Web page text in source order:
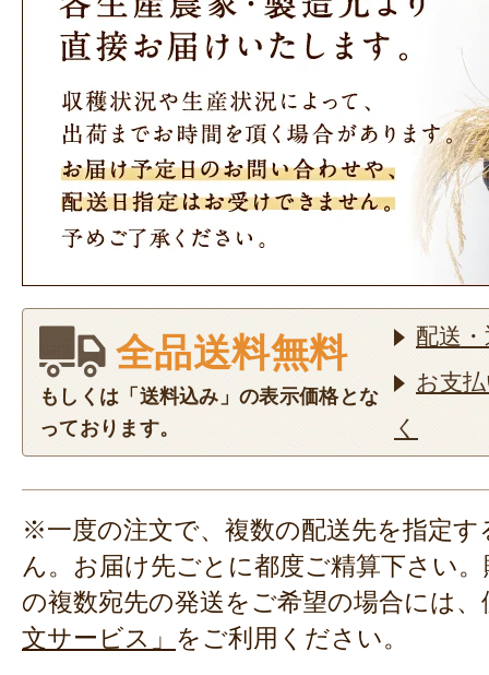
全品送料無料
もしくは「送料込み」の表示価格とな
っております。
配送
お支
く
※一度の注文で、複数の配送先を指定
ん。お届け先ごとに都度ご精算下さい
の複数宛先の発送をご希望の場合には、
文サービス」 をご利用ください。